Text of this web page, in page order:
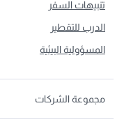
تنبيهات السفر
الدرب للتقطير
المسؤولية البيئية
مجموعة الشركات